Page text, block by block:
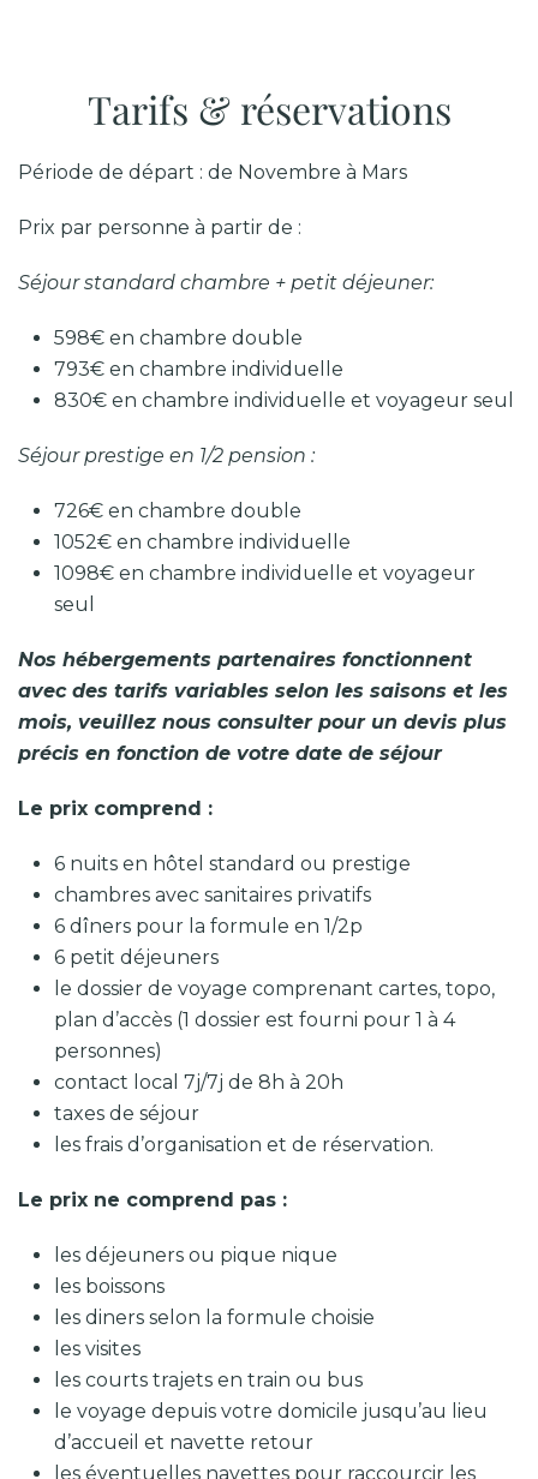
Tarifs & réservations
Période de départ : de Novembre à Mars
Prix par personne à partir de :
Séjour standard chambre + petit déjeuner:
598€ en chambre double
793€ en chambre individuelle
830€ en chambre individuelle et voyageur seul
Séjour prestige en 1/2 pension :
726€ en chambre double
1052€ en chambre individuelle
1098€ en chambre individuelle et voyageur
seul
Nos hébergements partenaires fonctionnent
avec des tarifs variables selon les saisons et les
mois, veuillez nous consulter pour un devis plus
précis en fonction de votre date de séjour
Le prix comprend :
6 nuits en hôtel standard ou prestige
chambres avec sanitaires privatifs
6 dîners pour la formule en 1/2p
6 petit déjeuners
le dossier de voyage comprenant cartes, topo,
plan d’accès (1 dossier est fourni pour 1 à 4
personnes)
contact local 7j/7j de 8h à 20h
taxes de séjour
les frais d’organisation et de réservation.
Le prix ne comprend pas :
les déjeuners ou pique nique
les boissons
les diners selon la formule choisie
les visites
les courts trajets en train ou bus
le voyage depuis votre domicile jusqu’au lieu
d’accueil et navette retour
les éventuelles navettes pour raccourcir les